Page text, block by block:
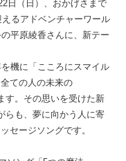
日（日）、おかげさまで
るアドベンチャーワール
平原綾香さんに、新テー
機に「こころにスマイル
ての人の未来の
す。その思いを受けた新
らも、夢に向かう人に寄
セージソングです。